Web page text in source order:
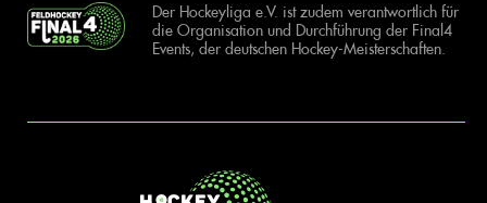
Der Hockeyliga e.V. ist zudem verantwortlich für
die Organisation und Durchführung der Final4
Events, der deutschen Hockey-Meisterschaften.